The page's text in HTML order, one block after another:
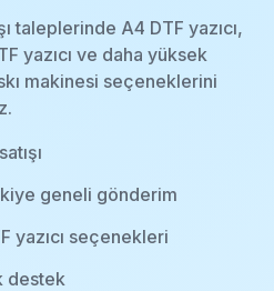
taleplerinde A4 DTF yazıcı,
yazıcı ve daha yüksek
makinesi seçeneklerini
geneli gönderim
yazıcı seçenekleri
destek